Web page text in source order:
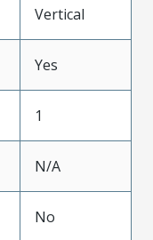
Vertical
Yes
1
N/A
No